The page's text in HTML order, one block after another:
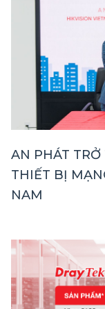
AN PHÁT
THIẾT BỊ
NAM